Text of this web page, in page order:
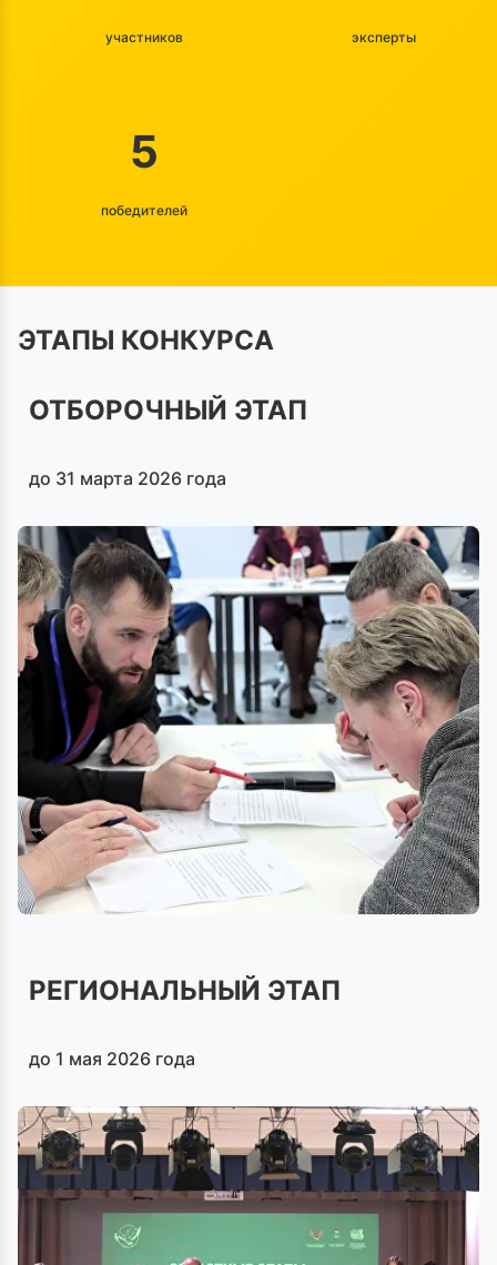
участников эксперты
5
победителей
ЭТАПЫ КОНКУРСА
ОТБОРОЧНЫЙ ЭТАП
до 31 марта 2026 года
РЕГИОНАЛЬНЫЙ ЭТАП
до 1 мая 2026 года